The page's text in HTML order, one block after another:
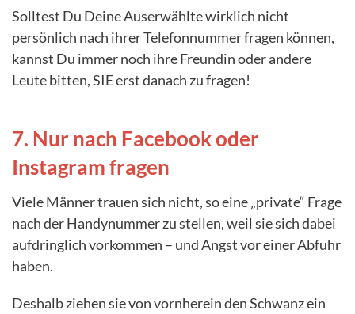
Solltest Du Deine Auserwählte wirklich nicht
persönlich nach ihrer Telefonnummer fragen können,
kannst Du immer noch ihre Freundin oder andere
Leute bitten, SIE erst danach zu fragen!
7. Nur nach Facebook oder
Instagram fragen
Viele Männer trauen sich nicht, so eine „private“ Frage
nach der Handynummer zu stellen, weil sie sich dabei
aufdringlich vorkommen – und Angst vor einer Abfuhr
haben.
Deshalb ziehen sie von vornherein den Schwanz ein